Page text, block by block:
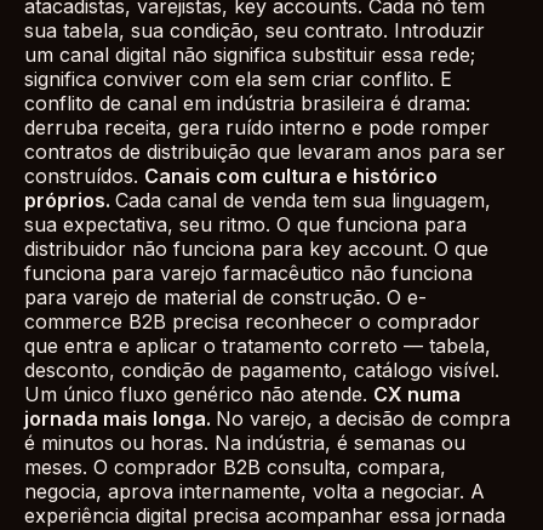
atacadistas, varejistas, key accounts. Cada nó tem
sua tabela, sua condição, seu contrato. Introduzir
um canal digital não significa substituir essa rede;
significa conviver com ela sem criar conflito. E
conflito de canal em indústria brasileira é drama:
derruba receita, gera ruído interno e pode romper
contratos de distribuição que levaram anos para ser
construídos. Canais com cultura e histórico
próprios. Cada canal de venda tem sua linguagem,
sua expectativa, seu ritmo. O que funciona para
distribuidor não funciona para key account. O que
funciona para varejo farmacêutico não funciona
para varejo de material de construção. O e-
commerce B2B precisa reconhecer o comprador
que entra e aplicar o tratamento correto — tabela,
desconto, condição de pagamento, catálogo visível.
Um único fluxo genérico não atende. CX numa
jornada mais longa. No varejo, a decisão de compra
é minutos ou horas. Na indústria, é semanas ou
meses. O comprador B2B consulta, compara,
negocia, aprova internamente, volta a negociar. A
experiência digital precisa acompanhar essa jornada